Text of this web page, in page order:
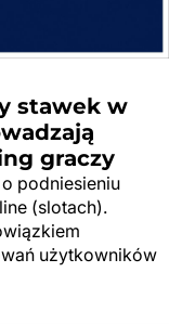
stawek w
graczy
podniesieniu
(slotach).
użytkowników